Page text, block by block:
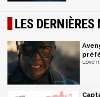
LES DERNIÈRES
Love